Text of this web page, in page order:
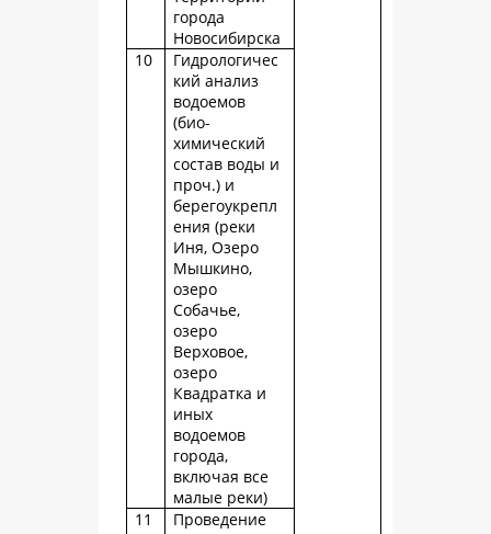
города
Новосибирска
10
Гидрологичес
кий анализ
водоемов
(био-
химический
состав воды и
проч.) и
берегоукрепл
ения (реки
Иня, Озеро
Мышкино,
озеро
Собачье,
озеро
Верховое,
озеро
Квадратка и
иных
водоемов
города,
включая все
малые реки)
11
Проведение